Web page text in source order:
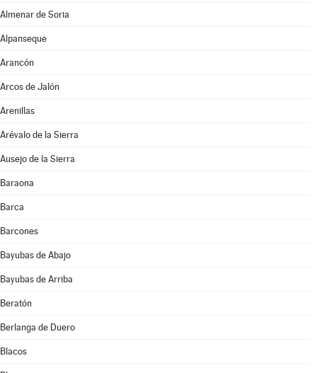
Almenar de Soria
Alpanseque
Arancón
Arcos de Jalón
Arenillas
Arévalo de la Sierra
Ausejo de la Sierra
Baraona
Barca
Barcones
Bayubas de Abajo
Bayubas de Arriba
Beratón
Berlanga de Duero
Blacos